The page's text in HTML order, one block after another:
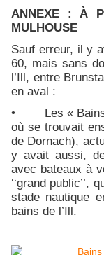
ANNEXE : À
MULHOUSE
Sauf erreur, il y
60, mais sans
l’Ill, entre
en aval :
• Les « Bains
où se trouvait
de Dornach),
y avait aussi,
avec bateaux à
‘‘grand public’’,
stade nautique
bains de l’Ill.